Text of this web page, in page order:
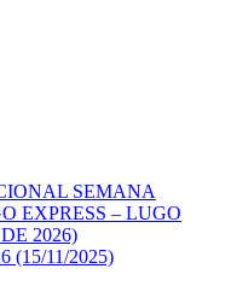
SEMANA
EXPRESS – LUGO
2026)
(15/11/2025)